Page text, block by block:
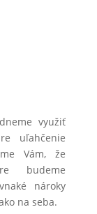
využiť
uľahčenie
Vám, že
budeme
nároky
na seba.